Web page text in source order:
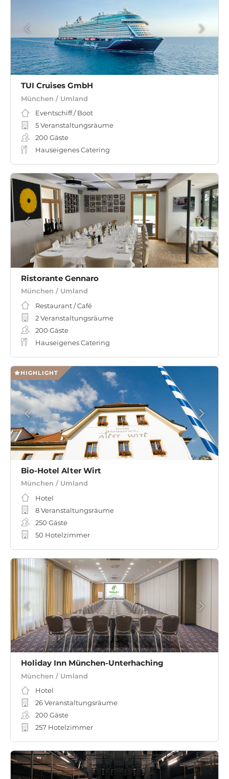
TUI Cruises GmbH
München / Umland
Eventschiff / Boot
5 Veranstaltungsräume
200 Gäste
Hauseigenes Catering
Ristorante Gennaro
München / Umland
Restaurant / Café
2 Veranstaltungsräume
200 Gäste
Hauseigenes Catering
HIGHLIGHT
Bio-Hotel Alter Wirt
München / Umland
Hotel
8 Veranstaltungsräume
250 Gäste
50 Hotelzimmer
Holiday Inn München-Unterhaching
München / Umland
Hotel
26 Veranstaltungsräume
200 Gäste
257 Hotelzimmer